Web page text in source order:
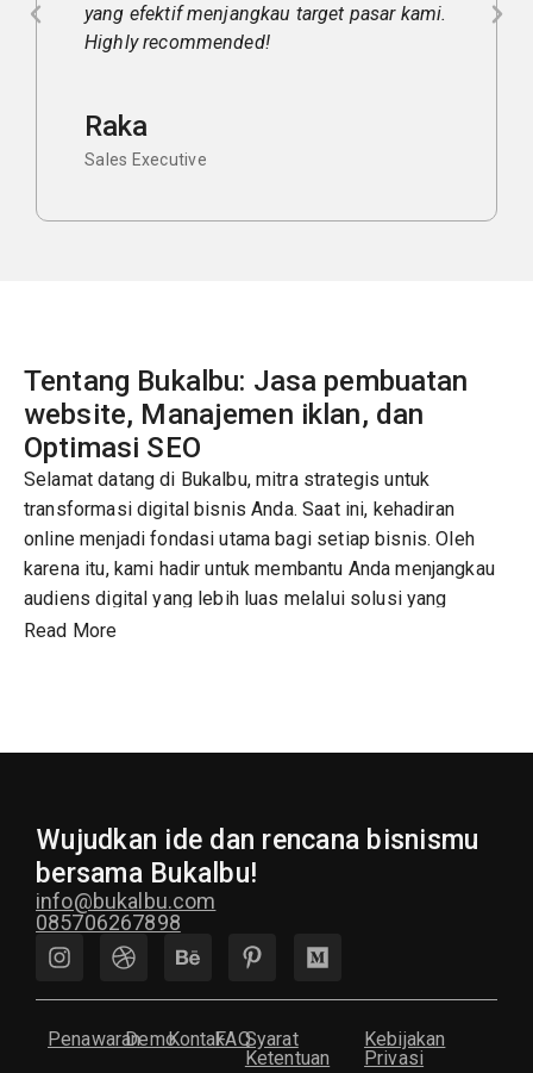
pasar kami.
tinggi dengan biaya yang
Sukses terus untuk tim Bukalbu!
Tentang Bukalbu: Jasa pembuatan
website, Manajemen iklan, dan
Optimasi SEO
Selamat datang di Bukalbu, mitra strategis untuk
transformasi digital bisnis Anda. Saat ini, kehadiran
online menjadi fondasi utama bagi setiap bisnis. Oleh
karena itu, kami hadir untuk membantu Anda menjangkau
audiens digital yang lebih luas melalui solusi yang
profesional.
kami memahami bahwa setiap bisnis memiliki keunikan
tersendiri. Akibatnya, kami tidak pernah menawarkan
solusi yang sama untuk semua klien. Kami selalu
mendengarkan kebutuhan Anda, menganalisis pasar, lalu
mengeksekusi strategi yang paling relevan.
Layanan unggulan Bukalbu
Read More
Wujudkan ide dan rencana bisnismu
bersama Bukalbu!
info@bukalbu.com
085706267898
PenawaranDemoKontakFAQSyarat
Ketentuan
Kebijakan
Privasi